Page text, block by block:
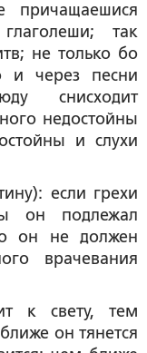
так
не только бо
и через песни
снисходит
недостойны
и слухи
если грехи
он подлежал
он не должен
врачевания
к свету, тем
он тянется